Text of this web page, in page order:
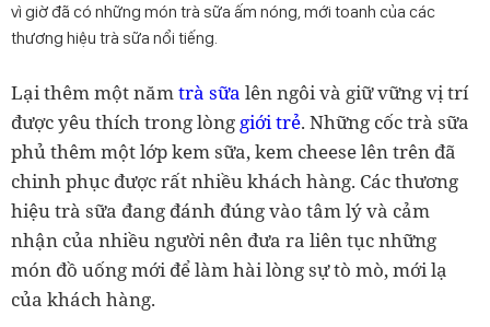
vì giờ đã có những món trà sữa ấm nóng, mới toanh của các
thương hiệu trà sữa nổi tiếng.
Lại thêm một nămtrà sữa lên ngôi và giữ vững vị trí
được yêu thích trong lòng giới trẻ. Những cốc trà sữa
phủ thêm một lớp kem sữa, kem cheese lên trên đã
chinh phục được rất nhiều khách hàng. Các thương
hiệu trà sữa đang đánh đúng vào tâm lý và cảm
nhận của nhiều người nên đưa ra liên tục những
món đồ uống mới để làm hài lòng sự tò mò, mới lạ
của khách hàng.